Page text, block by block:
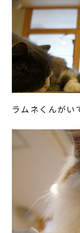
ラムネくんがい